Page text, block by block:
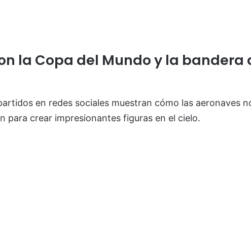
la Copa del Mundo y la bandera
en redes sociales muestran cómo las aeronaves
para crear impresionantes figuras en el cielo.